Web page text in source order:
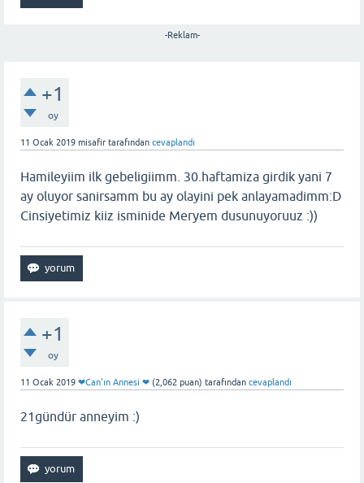
-Reklam-
+1
oy
11 Ocak 2019 misafir tarafından cevaplandı
Hamileyiim ilk gebeligiimm. 30.haftamiza girdik yani 7
ay oluyor sanirsamm bu ay olayini pek anlayamadimm:D
Cinsiyetimiz kiiz isminide Meryem dusunuyoruuz :))
+1
oy
11 Ocak 2019 ❤Can'ın Annesi ❤ (2,062 puan) tarafından cevaplandı
21gündür anneyim :)